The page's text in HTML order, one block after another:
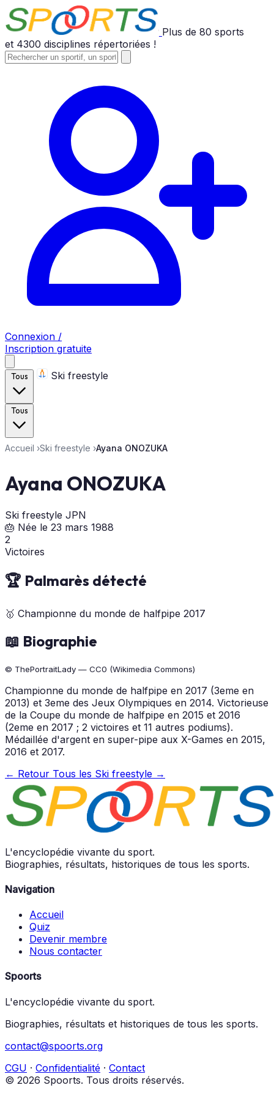
Plus de 80 sports
et 4300 disciplines répertoriées !
Connexion /
Inscription gratuite
Tous Ski freestyle
Tous
Accueil ›Ski freestyle ›Ayana ONOZUKA
Ayana ONOZUKA
Ski freestyle JPN
🎂 Née le 23 mars 1988
2
Victoires
🏆 Palmarès détecté
🥇 Championne du monde de halfpipe 2017
📖 Biographie
© ThePortraitLady — CC0 (Wikimedia Commons)
Championne du monde de halfpipe en 2017 (3eme en
2013) et 3eme des Jeux Olympiques en 2014. Victorieuse
de la Coupe du monde de halfpipe en 2015 et 2016
(2eme en 2017 ; 2 victoires et 11 autres podiums).
Médaillée d'argent en super-pipe aux X-Games en 2015,
2016 et 2017.
← Retour Tous les Ski freestyle →
L'encyclopédie vivante du sport.
Biographies, résultats, historiques de tous les sports.
Navigation
Accueil
Quiz
Devenir membre
Nous contacter
Spoorts
L'encyclopédie vivante du sport.
Biographies, résultats et historiques de tous les sports.
contact@spoorts.org
CGU · Confidentialité · Contact
© 2026 Spoorts. Tous droits réservés.